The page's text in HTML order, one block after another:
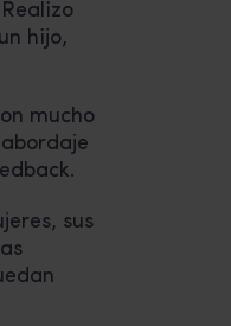
hijo,
mucho
sus